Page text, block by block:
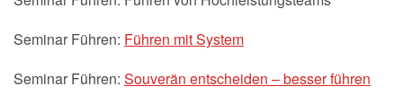
Seminar Führen: Führen mit System
Seminar Führen: Souverän entscheiden – besser führen